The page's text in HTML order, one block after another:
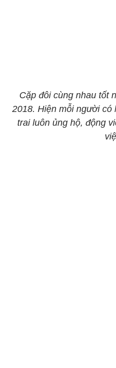
Cặp đôi cùng nhau tốt
2018. Hiện mỗi người có
trai luôn ủng hộ, động